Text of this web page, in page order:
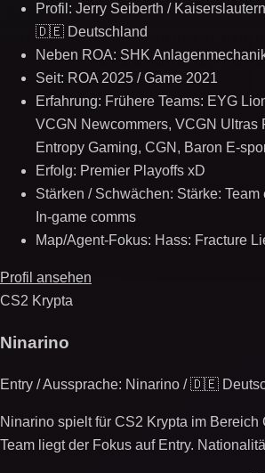
Profil: Jerry Seiberth /
🇩🇪 Deutschland
Neben ROA: SHK
Seit: ROA 2025 / Game 2021
Erfahrung: Frühere Teams: EYG
VCGN Newcommers, VCGN Ultras
Entropy Gaming, CGN, Baron E-
Erfolg: Premier Playoffs xD
Stärken / Schwächen: Stärke:
In-game comms
Map/Agent-Fokus: Hass: Fracture
Profil ansehen
CS2 Krypta
Ninarino
Entry / Aussprache: Ninarino / 🇩🇪
Ninarino spielt für CS2 Krypta im Bereich
Team liegt der Fokus auf Entry.